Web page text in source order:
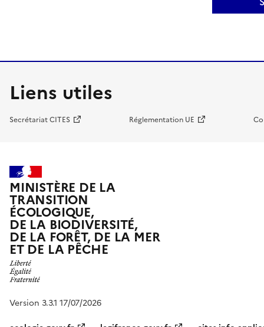
Liens utiles
Secrétariat CITES Réglementation UE
MINISTÈRE DE LA
TRANSITION
ÉCOLOGIQUE,
DE LA BIODIVERSITÉ,
DE LA FORÊT, DE LA MER
ET DE LA PÊCHE
Version 3.3.1 17/07/2026